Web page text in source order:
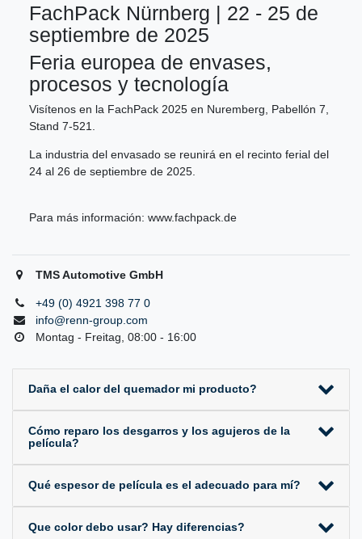
FachPack Nürnberg | 22 - 25 de
septiembre de 2025
Feria europea de envases,
procesos y tecnología
Visítenos en la FachPack 2025 en Nuremberg, Pabellón 7,
Stand 7-521.
La industria del envasado se reunirá en el recinto ferial del
24 al 26 de septiembre de 2025.
Para más información: www.fachpack.de
TMS Automotive GmbH
+49 (0) 4921 398 77 0
info@renn-group.com
Montag - Freitag, 08:00 - 16:00
Daña el calor del quemador mi producto?
Cómo reparo los desgarros y los agujeros de la
película?
Qué espesor de película es el adecuado para mí?
Que color debo usar? Hay diferencias?